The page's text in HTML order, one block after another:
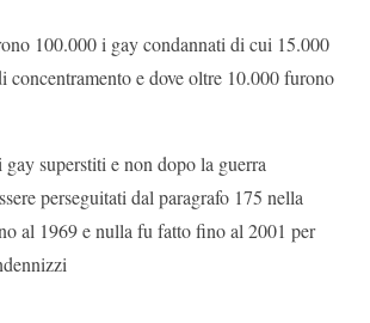
100.000 i gay condannati di cui 15.000
concentramento e dove oltre 10.000 furono
gay superstiti e non dopo la guerra
perseguitati dal paragrafo 175 nella
al 1969 e nulla fu fatto fino al 2001 per